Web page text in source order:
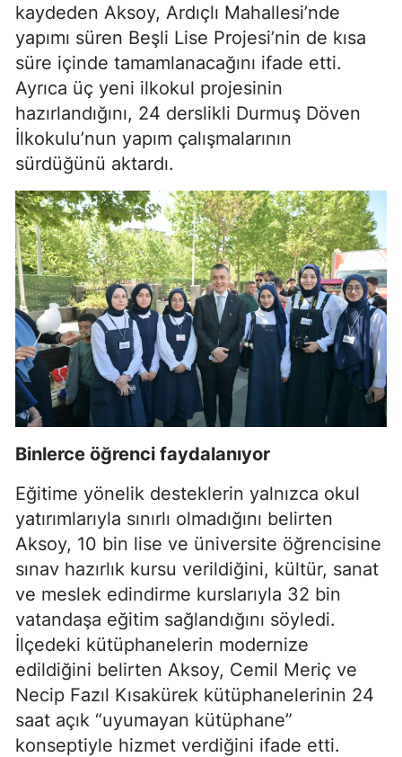
kaydeden Aksoy, Ardıçlı Mahallesi’nde
yapımı süren Beşli Lise Projesi’nin de kısa
süre içinde tamamlanacağını ifade etti.
Ayrıca üç yeni ilkokul projesinin
hazırlandığını, 24 derslikli Durmuş Döven
İlkokulu’nun yapım çalışmalarının
sürdüğünü aktardı.
Binlerce öğrenci faydalanıyor
Eğitime yönelik desteklerin yalnızca okul
yatırımlarıyla sınırlı olmadığını belirten
Aksoy, 10 bin lise ve üniversite öğrencisine
sınav hazırlık kursu verildiğini, kültür, sanat
ve meslek edindirme kurslarıyla 32 bin
vatandaşa eğitim sağlandığını söyledi.
İlçedeki kütüphanelerin modernize
edildiğini belirten Aksoy, Cemil Meriç ve
Necip Fazıl Kısakürek kütüphanelerinin 24
saat açık “uyumayan kütüphane”
konseptiyle hizmet verdiğini ifade etti.